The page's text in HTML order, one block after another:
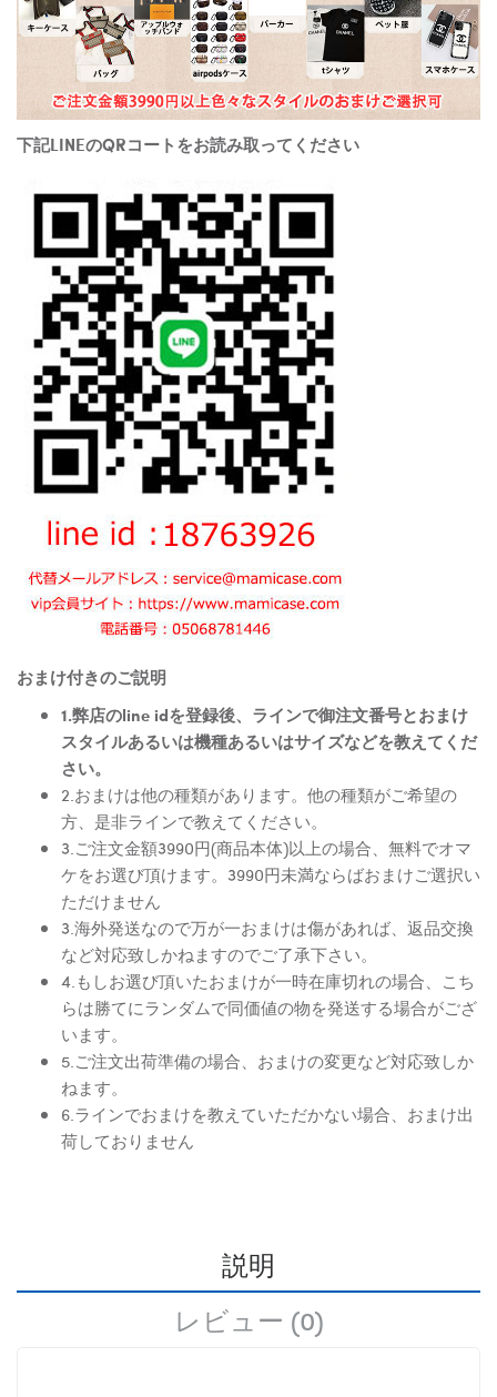
下記LINEのQRコートをお読み取ってください
おまけ付きのご説明
1.弊店のline idを登録後、ラインで御注文番号とおまけ
スタイルあるいは機種あるいはサイズなどを教えてくだ
さい。
2.おまけは他の種類があります。他の種類がご希望の
方、是非ラインで教えてください。
3.ご注文金額3990円(商品本体)以上の場合、無料でオマ
ケをお選び頂けます。3990円未満ならばおまけご選択い
ただけません
3.海外発送なので万が一おまけは傷があれば、返品交換
など対応致しかねますのでご了承下さい。
4.もしお選び頂いたおまけが一時在庫切れの場合、こち
らは勝てにランダムで同価値の物を発送する場合がござ
います。
5.ご注文出荷準備の場合、おまけの変更など対応致しか
ねます。
6.ラインでおまけを教えていただかない場合、おまけ出
荷しておりません
説明
レビュー (0)